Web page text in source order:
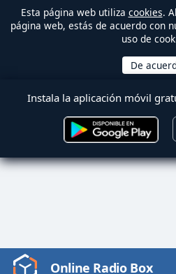
Esta página web utiliza cookies.
página web, estás de acuerdo con
uso de
Instala la aplicación móvil
Online Radio Box